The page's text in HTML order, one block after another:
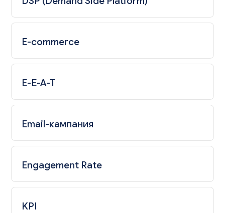
E-commerce
E-E-A-T
Email-кампания
Engagement Rate
KPI